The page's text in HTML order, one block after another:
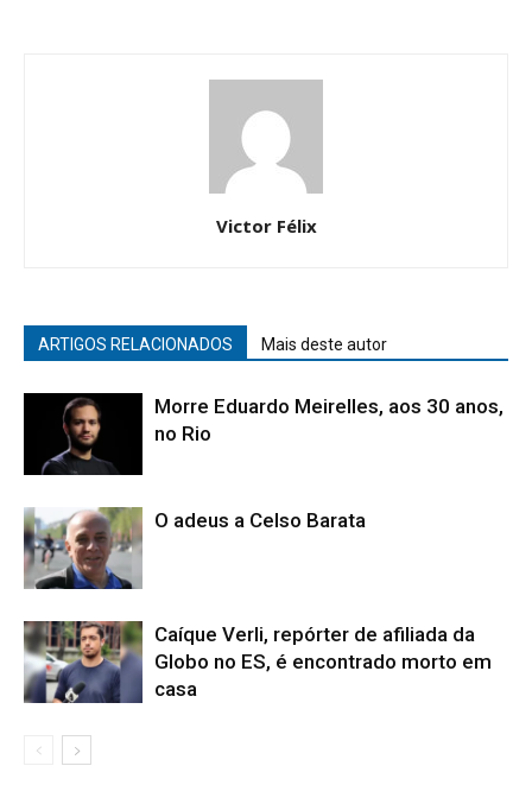
Victor Félix
ARTIGOS RELACIONADOS Mais deste autor
Morre Eduardo Meirelles, aos 30 anos,
no Rio
O adeus a Celso Barata
Caíque Verli, repórter de afiliada da
Globo no ES, é encontrado morto em
casa